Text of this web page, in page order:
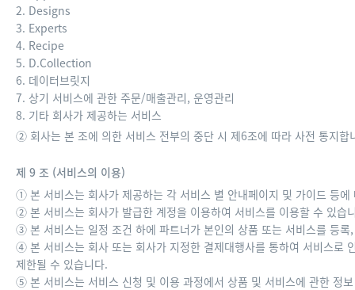
2. Designs
3. Experts
4. Recipe
5. D.Collection
6. 데이터브릿지
7. 상기 서비스에 관한 주문/매출관리, 운영관리
8. 기타 회사가 제공하는 서비스
② 회사는 본 조에 의한 서비스 전부의 중단 시 제6조에 따라 사전 통지
제 9 조 (서비스의 이용)
① 본 서비스는 회사가 제공하는 각 서비스 별 안내페이지 및 가이드 등에
② 본 서비스는 회사가 발급한 계정을 이용하여 서비스를 이용할 수 있습
③ 본 서비스는 일정 조건 하에 파트너가 본인의 상품 또는 서비스를 등
④ 본 서비스는 회사 또는 회사가 지정한 결제대행사를 통하여 서비스로
제한될 수 있습니다.
⑤ 본 서비스는 서비스 신청 및 이용 과정에서 상품 및 서비스에 관한 정